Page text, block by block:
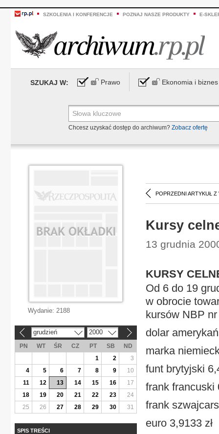
SZKOLENIA I KONFERENCJE POZNAJ NASZE PRODUKTY E-
SZUKAJ W: Prawo Ekonomia i biznes
Chcesz uzyskać dostęp do archiwum? Zobacz ofertę
POPRZEDNI ARTYKUŁ Z
Kursy
13 grudnia
KURSY
Od 6 do 19
w obrocie
kursów NBP
dolar
marka
funt brytyjski
frank francuski
frank
euro 3,9133 zł
Wydanie: 2188
grudzień 2000
PN WT ŚR CZ PT SB
ND
1
2
3
4
5 6 7 8 9
10
11
12 13 14 15 16
17
18
19 20 21 22 23
24
25
26 27 28 29 30 31
SPIS TREŚCI